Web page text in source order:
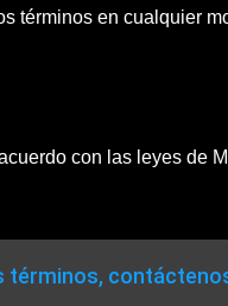
términos en cualquier
con las leyes
términos,